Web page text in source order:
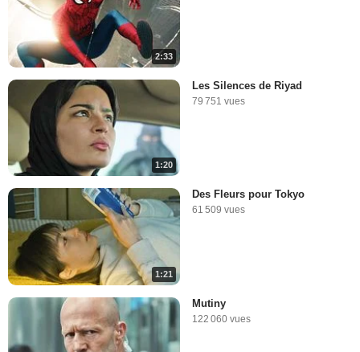
2:33
1:20
Les Silences de Riyad
79 751 vues
1:21
Des Fleurs pour Tokyo
61 509 vues
Mutiny
122 060 vues